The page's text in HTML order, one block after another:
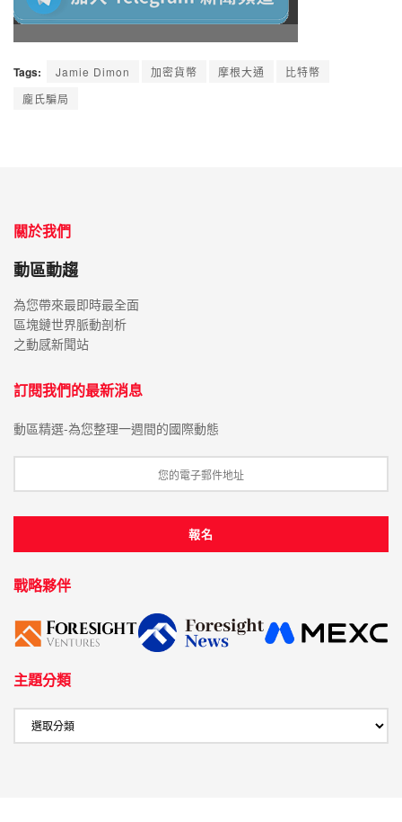
Tags: Jamie Dimon 加密貨幣 摩根大通
比特幣
龐氏騙局
關於我們
動區動趨
為您帶來最即時最全面
區塊鏈世界脈動剖析
之動感新聞站
訂閱我們的最新消息
動區精選-為您整理一週間的國際動態
戰略夥伴
主題分類